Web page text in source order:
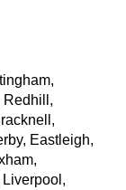
Redhill,
Eastleigh,